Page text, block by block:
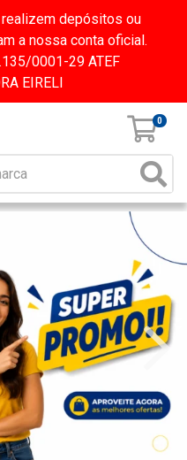
realizem depósitos ou
a nossa conta oficial.
0001-29 ATEF
EIRELI
0